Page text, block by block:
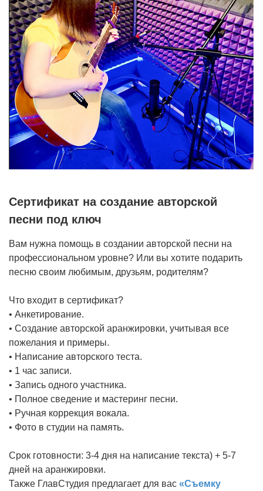
Сертификат на создание авторской
песни под ключ
Вам нужна помощь в создании авторской песни на
профессиональном уровне? Или вы хотите подарить
песню своим любимым, друзьям, родителям?
Что входит в сертификат?
• Анкетирование.
• Создание авторской аранжировки, учитывая все
пожелания и примеры.
• Написание авторского теста.
• 1 час записи.
• Запись одного участника.
• Полное сведение и мастеринг песни.
• Ручная коррекция вокала.
• Фото в студии на память.
Срок готовности: 3-4 дня на написание текста) + 5-7
дней на аранжировки.
Также ГлавСтудия предлагает для вас «Съемку